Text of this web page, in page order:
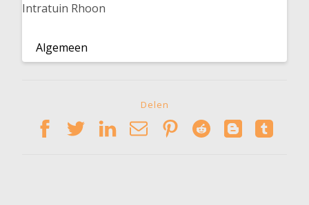
Intratuin Rhoon
Algemeen
Delen